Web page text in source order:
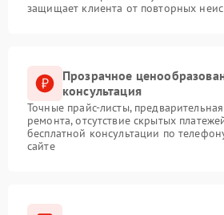
защищает клиента от повторных
Прозрачное
консультация
Точные прайс-листы,
ремонта, отсутствие скрытых
бесплатной консультации по
сайте